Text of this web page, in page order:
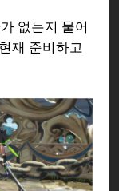
없는지 물어
재 준비하고